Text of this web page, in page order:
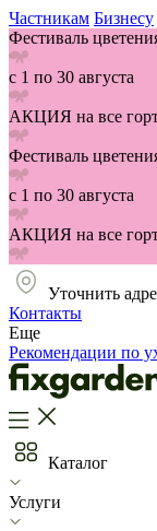
Частникам Бизнесу
Фестиваль
с 1 по 30 августа
АКЦИЯ на все
Фестиваль
с 1 по 30 августа
АКЦИЯ на все
Уточнить
Контакты
Еще
Рекомендации по
Каталог
Услуги